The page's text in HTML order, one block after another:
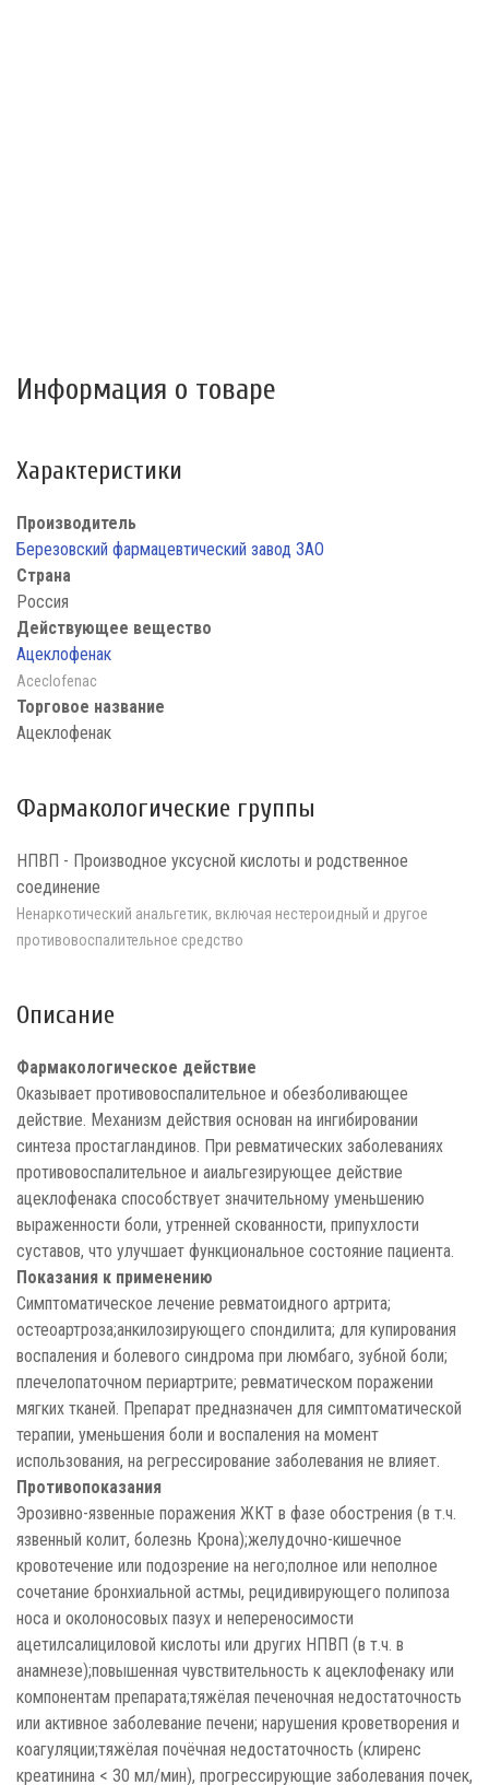
Информация о товаре
Характеристики
Производитель
Березовский фармацевтический завод ЗАО
Страна
Россия
Действующее вещество
Ацеклофенак
Aceclofenac
Торговое название
Ацеклофенак
Фармакологические группы
НПВП - Производное уксусной кислоты и родственное
соединение
Ненаркотический анальгетик, включая нестероидный и другое
противовоспалительное средство
Описание
Фармакологическое действие
Оказывает противовоспалительное и обезболивающее
действие. Механизм действия основан на ингибировании
синтеза простагландинов. При ревматических заболеваниях
противовоспалительное и аиальгезирующее действие
ацеклофенака способствует значительному уменьшению
выраженности боли, утренней скованности, припухлости
суставов, что улучшает функциональное состояние пациента.
Показания к применению
Симптоматическое лечение ревматоидного артрита;
остеоартроза;анкилозирующего спондилита; для купирования
воспаления и болевого синдрома при люмбаго, зубной боли;
плечелопаточном периартрите; ревматическом поражении
мягких тканей. Препарат предназначен для симптоматической
терапии, уменьшения боли и воспаления на момент
использования, на регрессирование заболевания не влияет.
Противопоказания
Эрозивно-язвенные поражения ЖКТ в фазе обострения (в т.ч.
язвенный колит, болезнь Крона);желудочно-кишечное
кровотечение или подозрение на него;полное или неполное
сочетание бронхиальной астмы, рецидивирующего полипоза
носа и околоносовых пазух и непереносимости
ацетилсалициловой кислоты или других НПВП (в т.ч. в
анамнезе);повышенная чувствительность к ацеклофенаку или
компонентам препарата;тяжёлая печеночная недостаточность
или активное заболевание печени; нарушения кроветворения и
коагуляции;тяжёлая почёчная недостаточность (клиренс
креатинина < 30 мл/мин), прогрессирующие заболевания почек,